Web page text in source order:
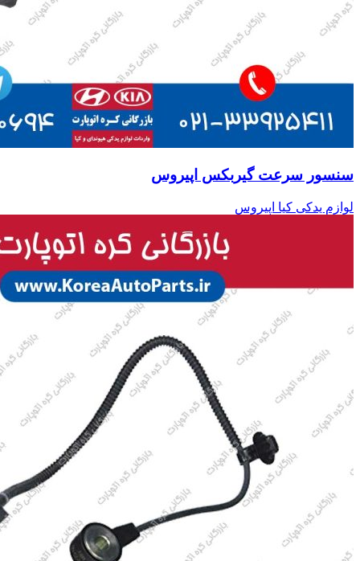
سنسور سرعت گیربکس اپیروس
لوازم یدکی کیا اپیروس